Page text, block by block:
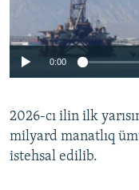
Auto
0:00
2026-cı ilin ilk
milyard manatlıq
istehsal edilib.